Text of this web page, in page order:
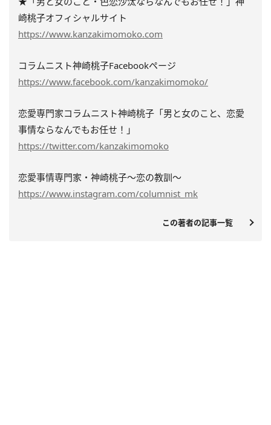
崎桃子オフィシャルサイト
https://www.kanzakimomoko.com
コラムニスト神崎桃子Facebookページ
https://www.facebook.com/kanzakimomoko/
恋愛専門家コラムニスト神崎桃子「男と女のこと、恋愛
事情ならなんでもお任せ！」
https://twitter.com/kanzakimomoko
恋愛事情専門家・神崎桃子～恋の教訓～
https://www.instagram.com/columnist_mk
この著者の記事一覧